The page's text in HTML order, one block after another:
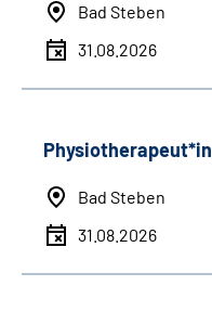
Bad Steben
31.08.2026
Physiotherapeut*in
Bad Steben
31.08.2026